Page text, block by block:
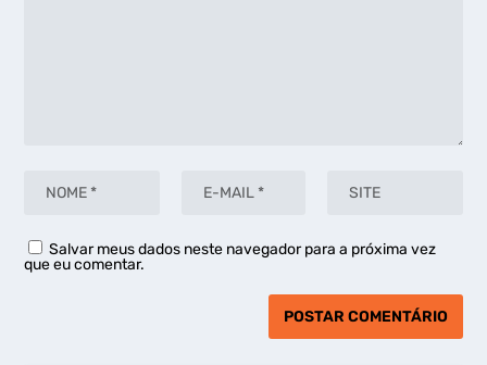
Salvar meus dados neste navegador para a próxima vez
que eu comentar.